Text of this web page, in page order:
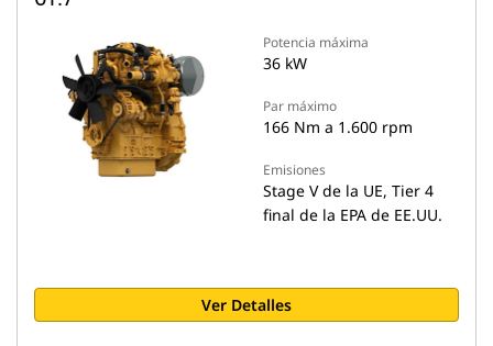
Potencia máxima
36 kW
Par máximo
166 Nm a 1.600 rpm
Emisiones
Stage V de la UE, Tier 4
final de la EPA de EE.UU.
Ver Detalles